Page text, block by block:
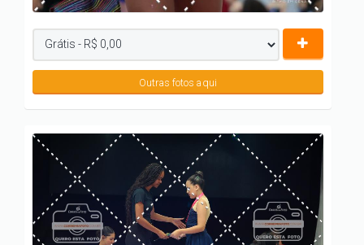
Outras fotos aqui